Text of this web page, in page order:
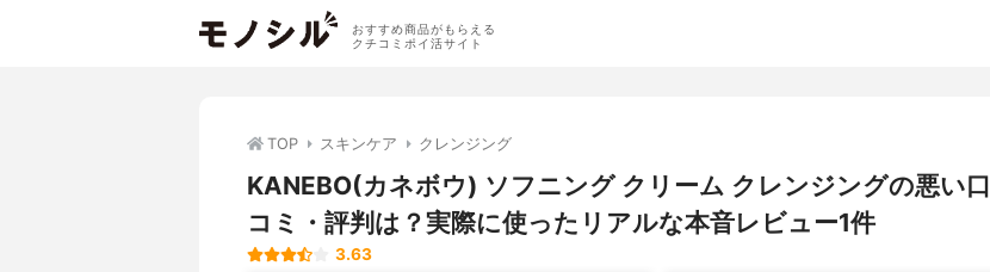
おすすめ商品がもらえる
クチコミポイ活サイト
TOP スキンケア クレンジング
KANEBO(カネボウ) ソフニング クリーム クレンジングの悪い口
コミ・評判は？実際に使ったリアルな本音レビュー1件
3.63